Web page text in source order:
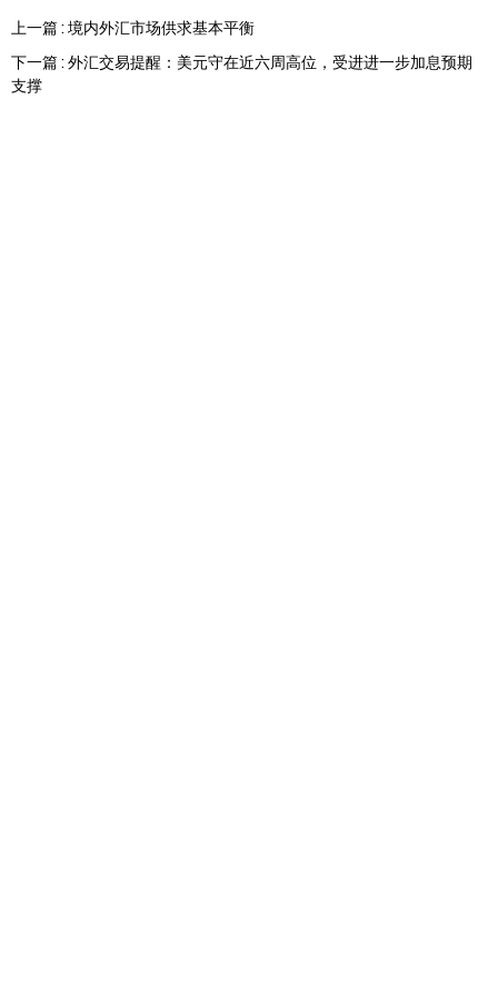
上一篇 : 境内外汇市场供求基本平衡
下一篇 : 外汇交易提醒：美元守在近六周高位，受进进一步加息预期
支撑